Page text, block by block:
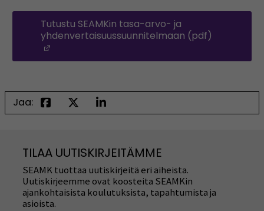
Tutustu SEAMKin tasa-arvo- ja
yhdenvertaisuussuunnitelmaan (pdf)
Jaa:
TILAA UUTISKIRJEITÄMME
SEAMK tuottaa uutiskirjeitä eri aiheista.
Uutiskirjeemme ovat koosteita SEAMKin
ajankohtaisista koulutuksista, tapahtumista ja
asioista.